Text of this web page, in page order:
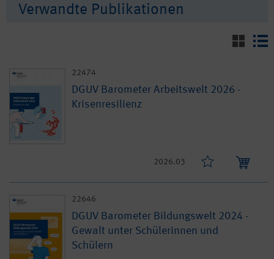
Verwandte Publikationen
22474
DGUV Barometer Arbeitswelt 2026 -
Krisenresilienz
2026.03
22646
DGUV Barometer Bildungswelt 2024 -
Gewalt unter Schülerinnen und
Schülern